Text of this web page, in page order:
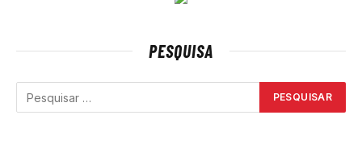
PESQUISA